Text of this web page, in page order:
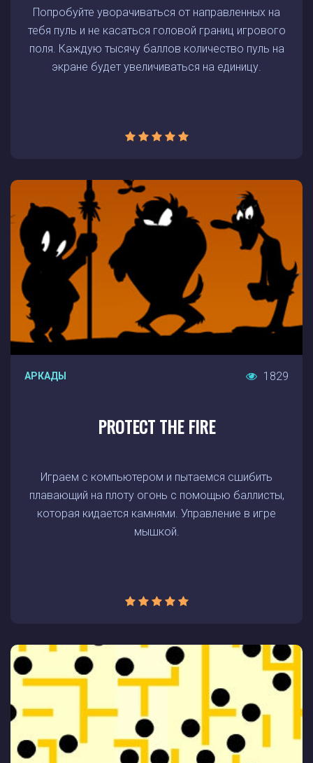
Попробуйте уворачиваться от направленных на
тебя пуль и не касаться головой границ игрового
поля. Каждую тысячу баллов количество пуль на
экране будет увеличиваться на единицу.
АРКАДЫ 1829
PROTECT THE FIRE
Играем с компьютером и пытаемся сшибить
плавающий на плоту огонь с помощью баллисты,
которая кидается камнями. Управление в игре
мышкой.